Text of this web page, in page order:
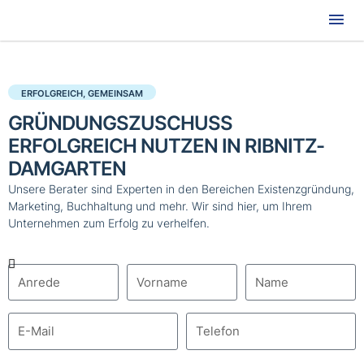
ERFOLGREICH, GEMEINSAM
GRÜNDUNGSZUSCHUSS
ERFOLGREICH NUTZEN IN RIBNITZ-
DAMGARTEN
Unsere Berater sind Experten in den Bereichen Existenzgründung,
Marketing, Buchhaltung und mehr. Wir sind hier, um Ihrem
Unternehmen zum Erfolg zu verhelfen.